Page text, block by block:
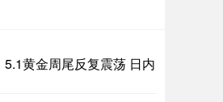
黄金周尾反复震荡 日内